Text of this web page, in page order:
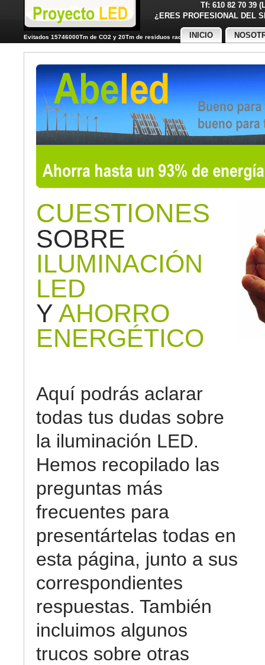
Tf: 610 82 70 39
¿ERES PROFESIONAL
Evitados 15746000Tm de CO2 y 20Tm de residuos radiactivos
INICIO
CUESTIONES
SOBRE
ILUMINACIÓN
LED
Y AHORRO
ENERGÉTICO
Aquí podrás aclarar
todas tus dudas sobre
la iluminación LED.
Hemos recopilado las
preguntas más
frecuentes para
presentártelas todas en
esta página, junto a sus
correspondientes
respuestas. También
incluimos algunos
trucos sobre otras